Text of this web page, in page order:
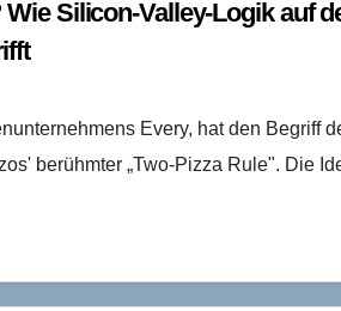
Silicon-Valley-Logik auf
Every, hat den Begriff
berühmter „Two-Pizza Rule". Die